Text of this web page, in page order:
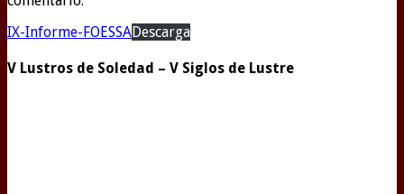
IX-Informe-FOESSADescarga
V Lustros de Soledad – V Siglos de Lustre